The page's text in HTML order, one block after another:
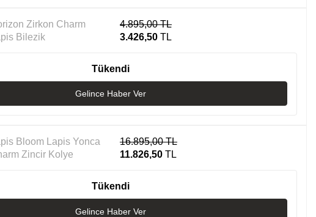
Zirkon Charm
Bilezik
4.895,00TL
3.426,50TL
Tükendi
Gelince Haber Ver
Bloom Lapis Yonca
Zincir Kolye
16.895,00TL
11.826,50TL
Tükendi
Gelince Haber Ver